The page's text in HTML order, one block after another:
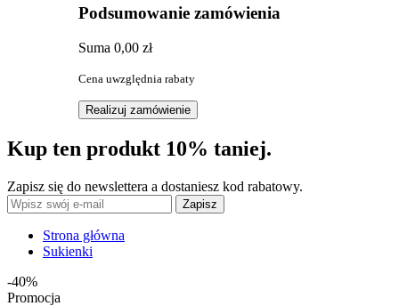
Podsumowanie zamówienia
Suma 0,00 zł
Cena uwzględnia rabaty
Realizuj zamówienie
Kup ten produkt 10% taniej.
Zapisz się do newslettera a dostaniesz kod rabatowy.
Zapisz
Strona główna
Sukienki
-40%
Promocja